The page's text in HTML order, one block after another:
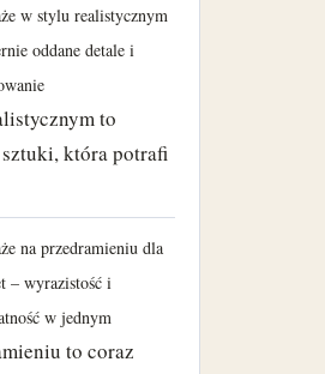
w stylu realistycznym
oddane detale i
to
która potrafi
na przedramieniu dla
– wyrazistość i
w jednym
to coraz